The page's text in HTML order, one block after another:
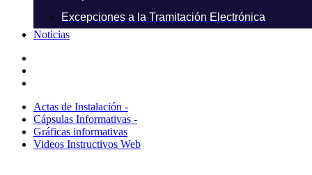
Excepciones a la Tramitación Electrónica
Noticias
Actas de Instalación -
Cápsulas Informativas -
Gráficas informativas
Videos Instructivos Web